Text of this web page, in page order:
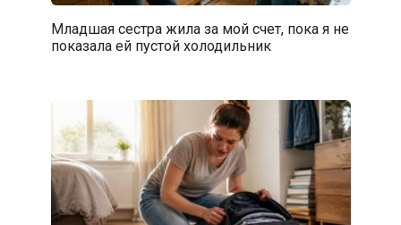
Младшая сестра жила за мой счет, пока я не
показала ей пустой холодильник